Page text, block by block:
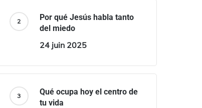
Por qué Jesús habla tanto
del miedo
24 juin 2025
Qué ocupa hoy el centro de
tu vida